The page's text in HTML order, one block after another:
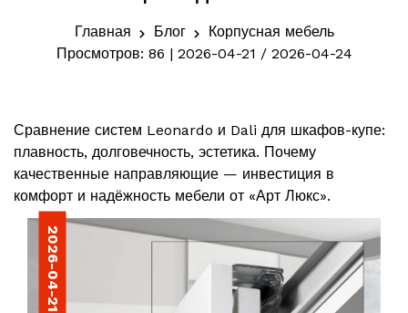
Главная Блог
Корпусная мебель
Просмотров: 86 | 2026-04-21 / 2026-04-24
Сравнение систем Leonardo и Dali для шкафов-купе:
плавность, долговечность, эстетика. Почему
качественные направляющие — инвестиция в
комфорт и надёжность мебели от «Арт Люкс».
2026-04-21